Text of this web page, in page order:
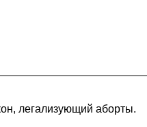
легализующий аборты.